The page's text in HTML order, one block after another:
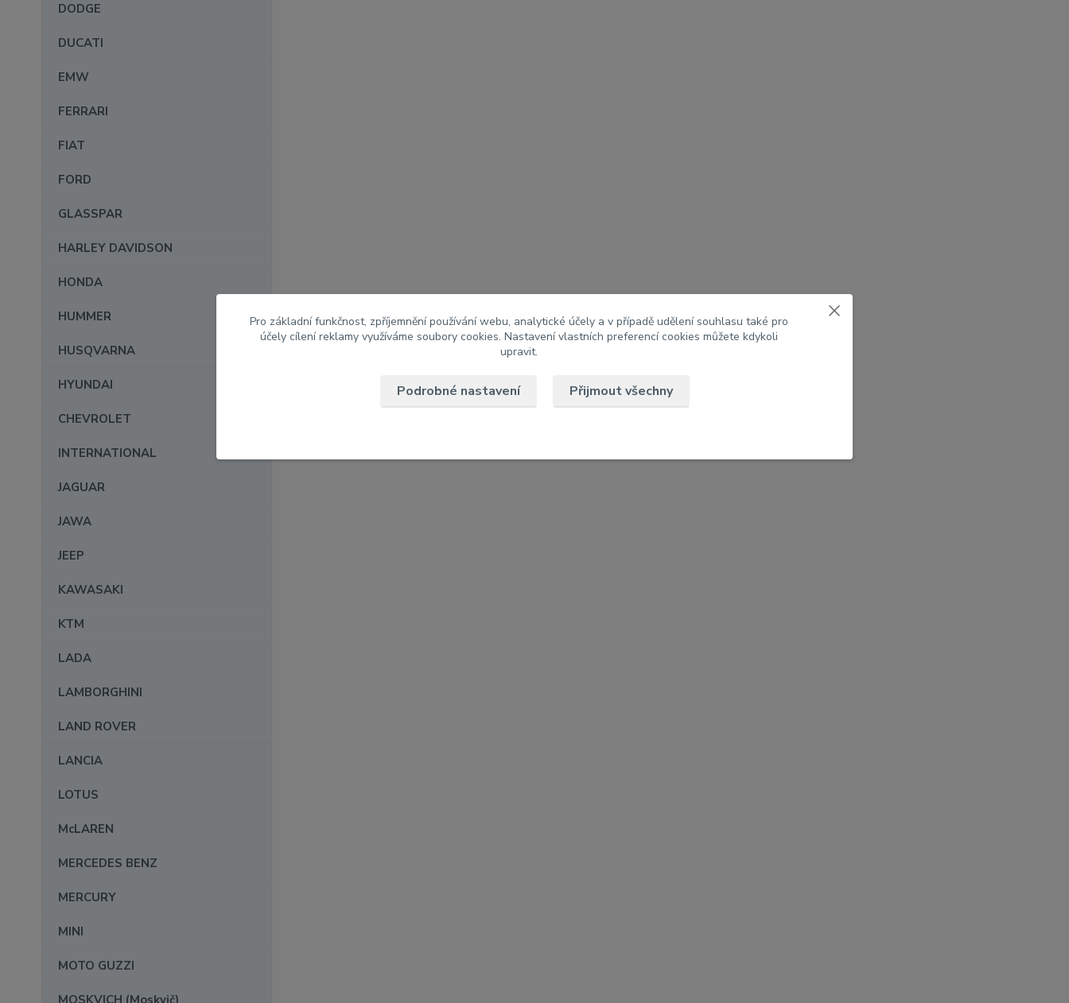
DODGE
DUCATI
EMW
FERRARI
FIAT
FORD
GLASSPAR
HARLEY DAVIDSON
HONDA
HUMMER
HUSQVARNA
HYUNDAI
CHEVROLET
INTERNATIONAL
JAGUAR
JAWA
JEEP
KAWASAKI
KTM
LADA
LAMBORGHINI
LAND ROVER
LANCIA
LOTUS
McLAREN
MERCEDES BENZ
MERCURY
MINI
MOTO GUZZI
MOSKVICH (Moskvič)
Pro základní funkčnost, zpříjemnění používání webu, analytické účely a v případě udělení souhlasu také pro
účely cílení reklamy využíváme soubory cookies. Nastavení vlastních preferencí cookies můžete kdykoli
upravit.
Podrobné nastavení Přijmout všechny